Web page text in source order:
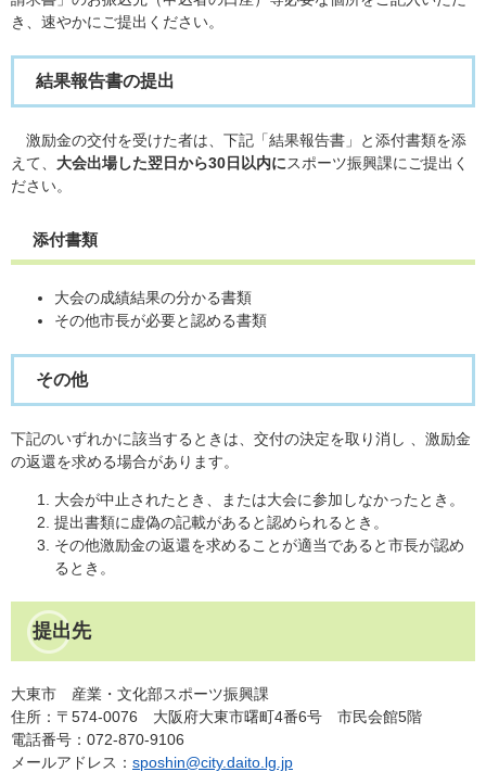
き、速やかにご提出ください。
結果報告書の提出
激励金の交付を受けた者は、下記「結果報告書」と添付書類を添
えて、 大会出場した翌日から30日以内にスポーツ振興課に​ご提出く
ださい。
添付書類
大会の成績結果の分かる書類
その他市長が必要と認める書類
その他
下記のいずれかに該当するときは、交付の決定を取り消し 、激励金
の返還を求める場合があります。
大会が中止されたとき、または大会に参加しなかったとき。
提出書類に虚偽の記載があると認められるとき。
その他激励金の返還を求めることが適当であると市長が認め
るとき。
提出先
大東市 産業・文化部スポーツ振興課
住所：〒574-0076 大阪府大東市曙町4番6号 市民会館5階
電話番号：072-870-9106
メールアドレス： sposhin@city.daito.lg.jp